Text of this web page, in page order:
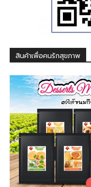
สินค้าเพื่อคนรักสุขภาพ